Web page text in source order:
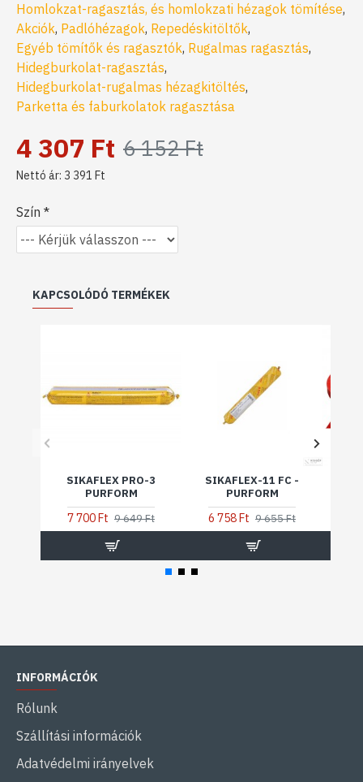
Homlokzat-ragasztás, és homlokzati hézagok tömítése,
Akciók, Padlóhézagok, Repedéskitöltők,
Egyéb tömítők és ragasztók, Rugalmas ragasztás,
Hidegburkolat-ragasztás,
Hidegburkolat-rugalmas hézagkitöltés,
Parketta és faburkolatok ragasztása
4 307 Ft 6 152 Ft
Nettó ár: 3 391 Ft
Szín
KAPCSOLÓDÓ TERMÉKEK
SIKAFLEX PRO-3
PURFORM
7 700 Ft 9 649 Ft
SIKAFLEX-11 FC -
PURFORM
6 758 Ft 9 655 Ft
INFORMÁCIÓK
Rólunk
Szállítási információk
Adatvédelmi irányelvek